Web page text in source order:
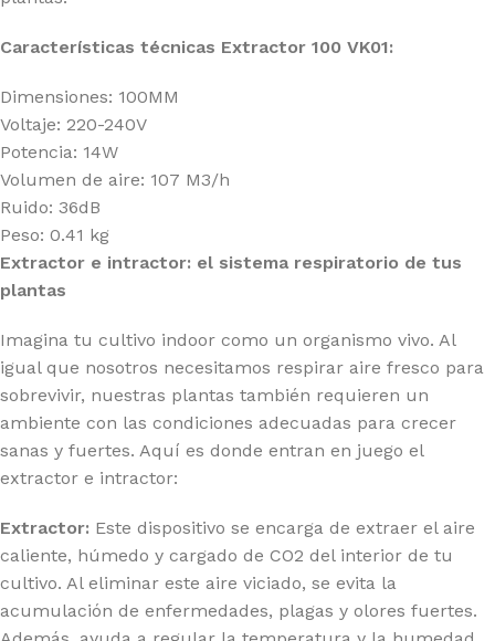
Características técnicas Extractor 100 VK01:
Dimensiones: 100MM
Voltaje: 220-240V
Potencia: 14W
Volumen de aire: 107 M3/h
Ruido: 36dB
Peso: 0.41 kg
Extractor e intractor: el sistema respiratorio de tus
plantas
Imagina tu cultivo indoor como un organismo vivo. Al
igual que nosotros necesitamos respirar aire fresco para
sobrevivir, nuestras plantas también requieren un
ambiente con las condiciones adecuadas para crecer
sanas y fuertes. Aquí es donde entran en juego el
extractor e intractor:
Extractor: Este dispositivo se encarga de extraer el aire
caliente, húmedo y cargado de CO2 del interior de tu
cultivo. Al eliminar este aire viciado, se evita la
acumulación de enfermedades, plagas y olores fuertes.